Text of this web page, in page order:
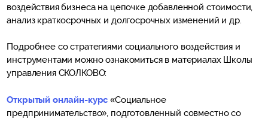
воздействия бизнеса на цепочке добавленной стоимости,
анализ краткосрочных и долгосрочных изменений и др.
Подробнее со стратегиями социального воздействия и
инструментами можно ознакомиться в материалах Школы
управления СКОЛКОВО:
Открытый онлайн-курс «Социальное
предпринимательство», подготовленный совместно со